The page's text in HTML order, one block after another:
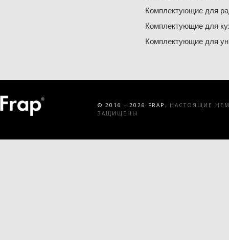
Комплектующие для
Комплектующие для
Комплектующие для
© 2016 - 2026 FRAP.
НАСТОЯЩИЕ
ЗАЩИЩЕНЫ